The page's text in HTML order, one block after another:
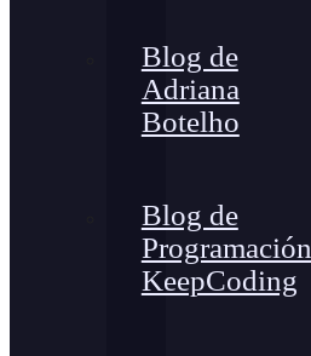
Blog de
Adriana
Botelho
Blog de
Programación
KeepCoding